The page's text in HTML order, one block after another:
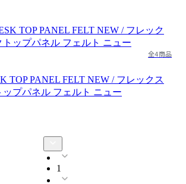
全4商品
TOP PANEL FELT NEW / フレックス
ップパネル フェルト ニュー
1